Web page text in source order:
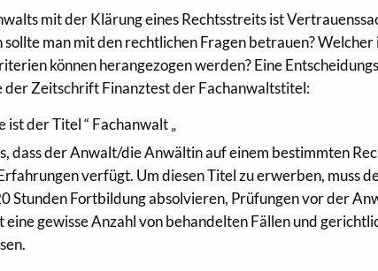
mit der Klärung eines Rechtsstreits ist
man mit den rechtlichen Fragen betrauen? Welcher
können herangezogen werden? Eine
Zeitschrift Finanztest der Fachanwaltstitel:
der Titel “ Fachanwalt „
dass der Anwalt/die Anwältin auf einem bestimmten
verfügt. Um diesen Titel zu erwerben, muss
Stunden Fortbildung absolvieren, Prüfungen vor der
eine gewisse Anzahl von behandelten Fällen und